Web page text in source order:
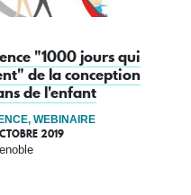
"1000 jours qui
de la conception
de l'enfant
WEBINAIRE
2019